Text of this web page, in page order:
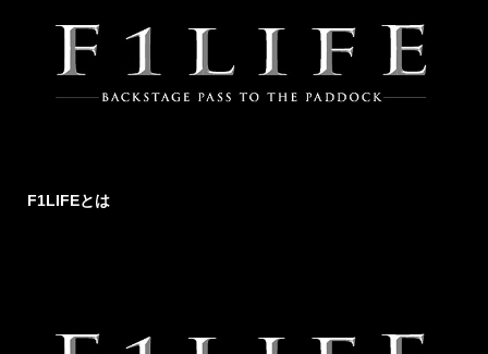
F1LIFEとは